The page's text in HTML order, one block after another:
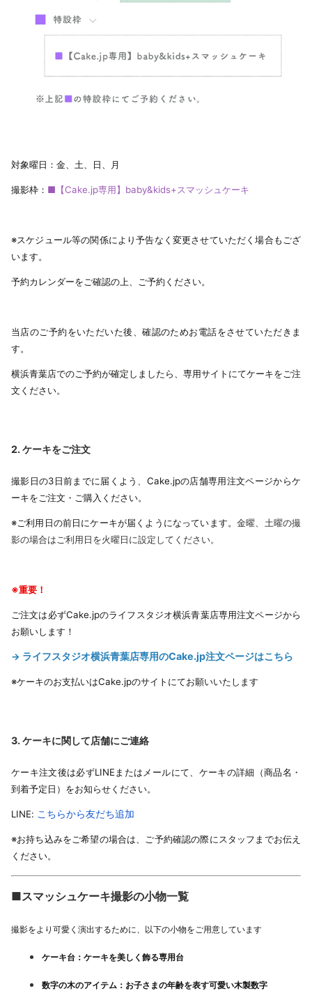
対象曜日：金、土、日、月
撮影枠： ■【Cake.jp専用】baby&kids+スマッシュケーキ
※スケジュール等の関係により予告なく変更させていただく場合もござ
います。
予約カレンダーをご確認の上、ご予約ください。
当店のご予約をいただいた後、確認のためお電話をさせていただきま
す。
横浜青葉店でのご予約が確定しましたら、専用サイトにてケーキをご注
文ください。
2. ケーキをご注文
撮影日の3日前までに届くよう、Cake.jpの店舗専用注文ページからケ
ーキをご注文・ご購入ください。
※ご利用日の前日にケーキが届くようになっています。金曜、土曜の撮
影の場合はご利用日を火曜日に設定してください。
※重要！
ご注文は必ずCake.jpのライフスタジオ横浜青葉店専用注文ページから
お願いします！
→ ライフスタジオ横浜青葉店専用のCake.jp注文ページはこちら
※ケーキのお支払いはCake.jpのサイトにてお願いいたします
3. ケーキに関して店舗にご連絡
ケーキ注文後は必ずLINEまたはメールにて、ケーキの詳細（商品名・
到着予定日）をお知らせください。
LINE: こちらから友だち追加
※お持ち込みをご希望の場合は、ご予約確認の際にスタッフまでお伝え
ください。
■スマッシュケーキ撮影の小物一覧
撮影をより可愛く演出するために、以下の小物をご用意しています
ケーキ台：ケーキを美しく飾る専用台
数字の木のアイテム：お子さまの年齢を表す可愛い木製数字